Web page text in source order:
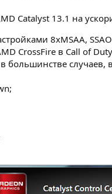
Catalyst 13.1 на
8xMSAA,
CrossFire в Call of
большинстве случаев,